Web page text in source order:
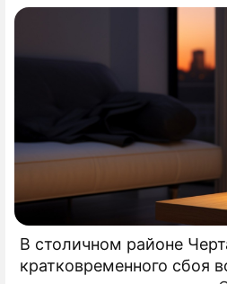
В столичном районе
кратковременного сбоя